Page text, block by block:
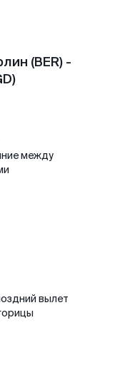
(BER) -
между
вылет